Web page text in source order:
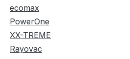
ecomax
PowerOne
XX-TREME
Rayovac